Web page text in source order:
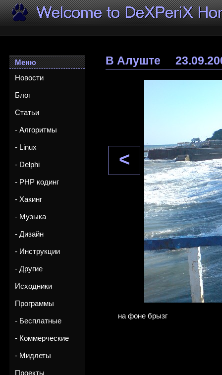
Меню
Новости
Блог
Статьи
- Алгоритмы
- Linux
- Delphi
- PHP кодинг
- Хакинг
- Музыка
- Дизайн
- Инструкции
- Другие
Исходники
Программы
- Бесплатные
- Коммерческие
- Мидлеты
Проекты
В Алуште
<
на фоне брызг